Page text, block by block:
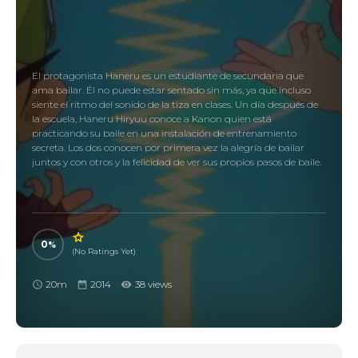
El protagonista Haneru es un estudiante de secundaria que
ama bailar. Él no puede estar sentado sin más, ya que incluso
siente el ritmo del sonido de la tiza en clases. Un día después de
la escuela, Haneru Hiryuu conoce a Kanon quien está
practicando su baile en una instalación de entrenamiento
secreta. Los dos conocen por primera vez la alegría de bailar
juntos y con otros y la felicidad de ver sus propios pasos de baile.
0
(No Ratings Yet)
20m 2014 38 views